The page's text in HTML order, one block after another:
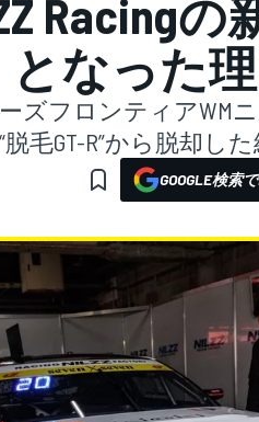
Racingの
となった
ズフロンティアWM
毛GT-R”から脱却し
GOOGLE検索